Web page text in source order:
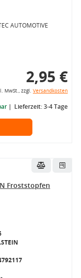
AUTOMOTIVE
2,95 €
MwSt., zzgl. Versandkosten
Lieferzeit: 3-4 Tage
Froststopfen